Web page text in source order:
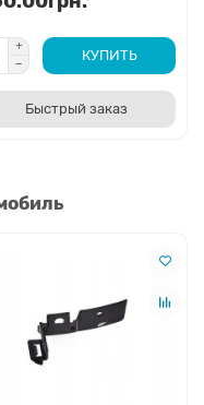
КУПИТЬ
Быстрый заказ